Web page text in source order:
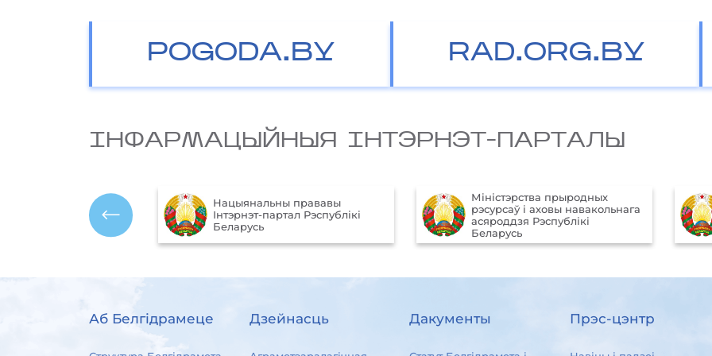
POGODA.BY RAD.ORG.BY
IНФАРМАЦЫЙНЫЯ IНТЭРНЭТ-ПАРТАЛЫ
Беларусь
Нацыянальны прававы
Інтэрнэт-партал Рэспублікі
Беларусь
Міністэрства прыродных
рэсурсаў і аховы навакольнага
асяроддзя Рэспублікі
Беларусь
Аб Белгідрамеце Дзейнасць Дакументы Прэс-цэнтр